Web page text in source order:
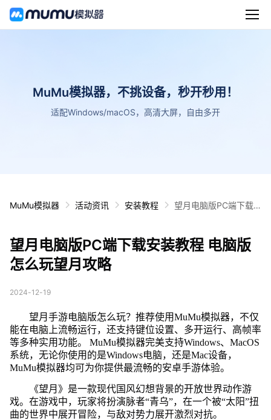
MuMu模拟器，不挑设备，秒开秒用！
适配Windows/macOS，高清大屏，自由多开
MuMu模拟器 活动资讯 安装教程
望月电脑版PC端下载
望月电脑版PC端下载安装教程 电脑版
怎么玩望月攻略
2024-12-19
望月手游电脑版怎么玩？推荐使用MuMu模拟器，不仅
能在电脑上流畅运行，还支持键位设置、多开运行、高帧率
等多种实用功能。 MuMu模拟器完美支持Windows、MacOS
系统，无论你使用的是Windows电脑，还是Mac设备，
MuMu模拟器均可为你提供最流畅的安卓手游体验。
《望月》是一款现代国风幻想背景的开放世界动作游
戏。在游戏中，玩家将扮演脉者“青乌”，在一个被“太阳”扭
曲的世界中展开冒险，与敌对势力展开激烈对抗。